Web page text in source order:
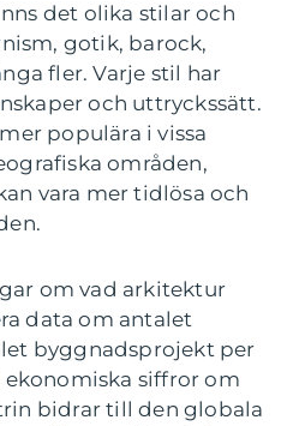
det olika stilar och
gotik, barock,
fler. Varje stil har
och uttryckssätt.
populära i vissa
områden,
vara mer tidlösa och
om vad arkitektur
data om antalet
byggnadsprojekt per
siffror om
bidrar till den globala